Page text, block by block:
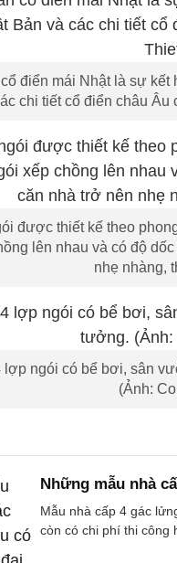
điển mái Nhật là sự
chi tiết cổ điển châu
được thiết kế theo
lên nhau và có độ
nhẹ nhàng,
lợp ngói có bể bơi, sân
(Ảnh:
Những mẫu nhà
Mẫu nhà cấp 4 gác
còn có chi phí thi công